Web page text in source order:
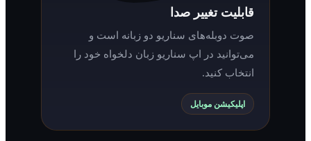
قابلیت تغییر صدا
صوت دوبله‌های سناریو دو زبانه است و
می‌توانید در اپ سناریو زبان دلخواه خود را
انتخاب کنید.
اپلیکیشن موبایل